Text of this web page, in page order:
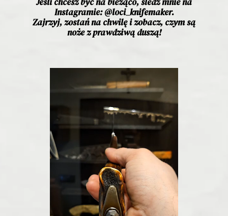
Instagramie:@loci_knifemaker.
Zajrzyj, zostań na chwilę i zobacz, czym są
noże z prawdziwą duszą!